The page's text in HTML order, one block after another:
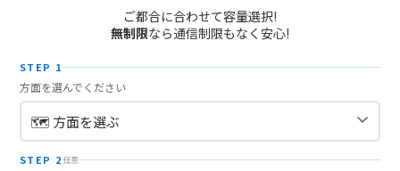
ご都合に合わせて容量選択!
無制限なら通信制限もなく安心!
STEP 1
方面を選んでください
STEP 2任意